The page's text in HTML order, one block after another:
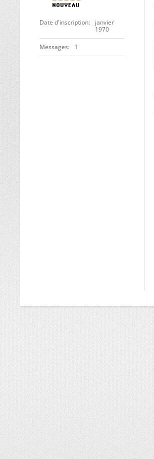
Date d'inscription
janvier
1970
Messages 1